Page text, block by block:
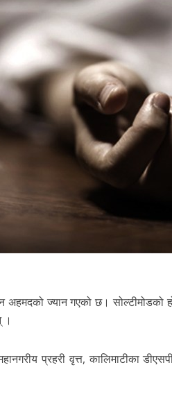
अहमदको ज्यान गएको छ।
।
प्रहरी वृत्त, कालिमाटीका